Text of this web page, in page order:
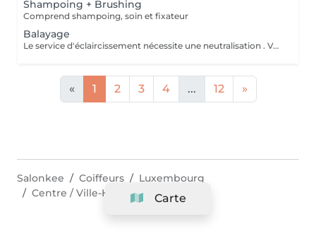
Shampoing + Brushing
Comprend shampoing, soin et fixateur
Balayage
Le service d'éclaircissement nécessite une neutralisation . Veuillez cliquer sur le service Patine/Gloss
« 1 2 3 4 ... 12 »
Carte
Salonkee Coiffeurs
Luxembourg
Centre / Ville-Haute